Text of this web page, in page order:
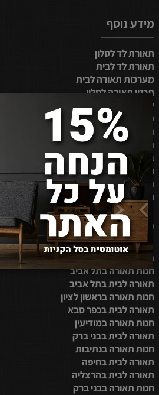
מידע נוסף
תאורת לד לסלון
תאורת לד לבית
מערכות תאורה לבית
תכנון תאורה לסלון
ייצור מנורות לד
מערכות תאורה
תאורה לסלון בבית
תאורה ביתית
בחירת תאורה למטבח
חנות תאורה בירושלים
תאורה לבית בבאר שבע
חנות תאורה באבן יהודה
קטגוריות נוסף
תאורה לבית בנתניה
חנות תאורה בתל אביב
תאורה לבית בתל אביב
חנות תאורה בראשון לציון
תאורה לבית בכפר סבא
חנות תאורה במודיעין
תאורה לבית בבני ברק
חנות תאורה בנתיבות
תאורה לבית בחיפה
תאורה לבית בהרצליה
חנות תאורה בבני ברק